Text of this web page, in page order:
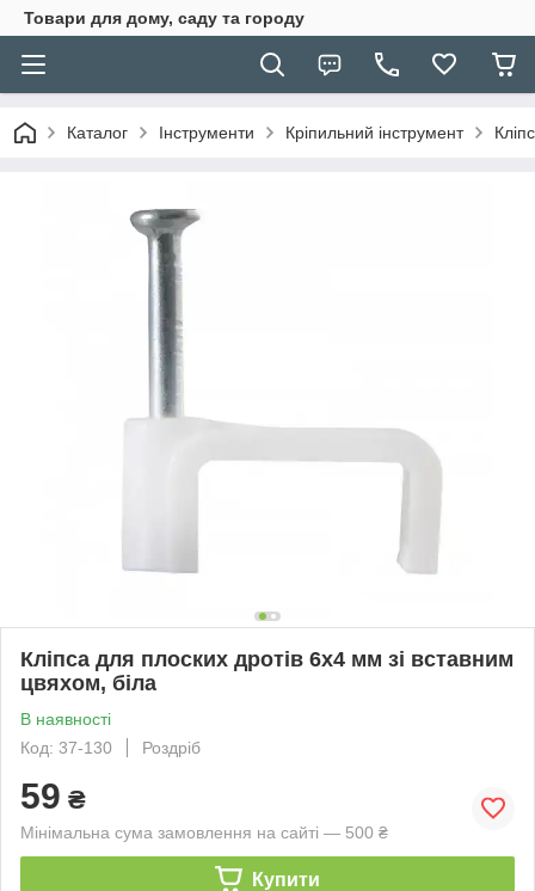
Товари для дому, саду та городу
Каталог Інструменти Кріпильний інструмент
Кліпса для плоских дротів 6х4 мм зі вставним
цвяхом, біла
В наявності
Код: 37-130
Роздріб
59 ₴
Мінімальна сума замовлення на сайті — 500 ₴
Купити